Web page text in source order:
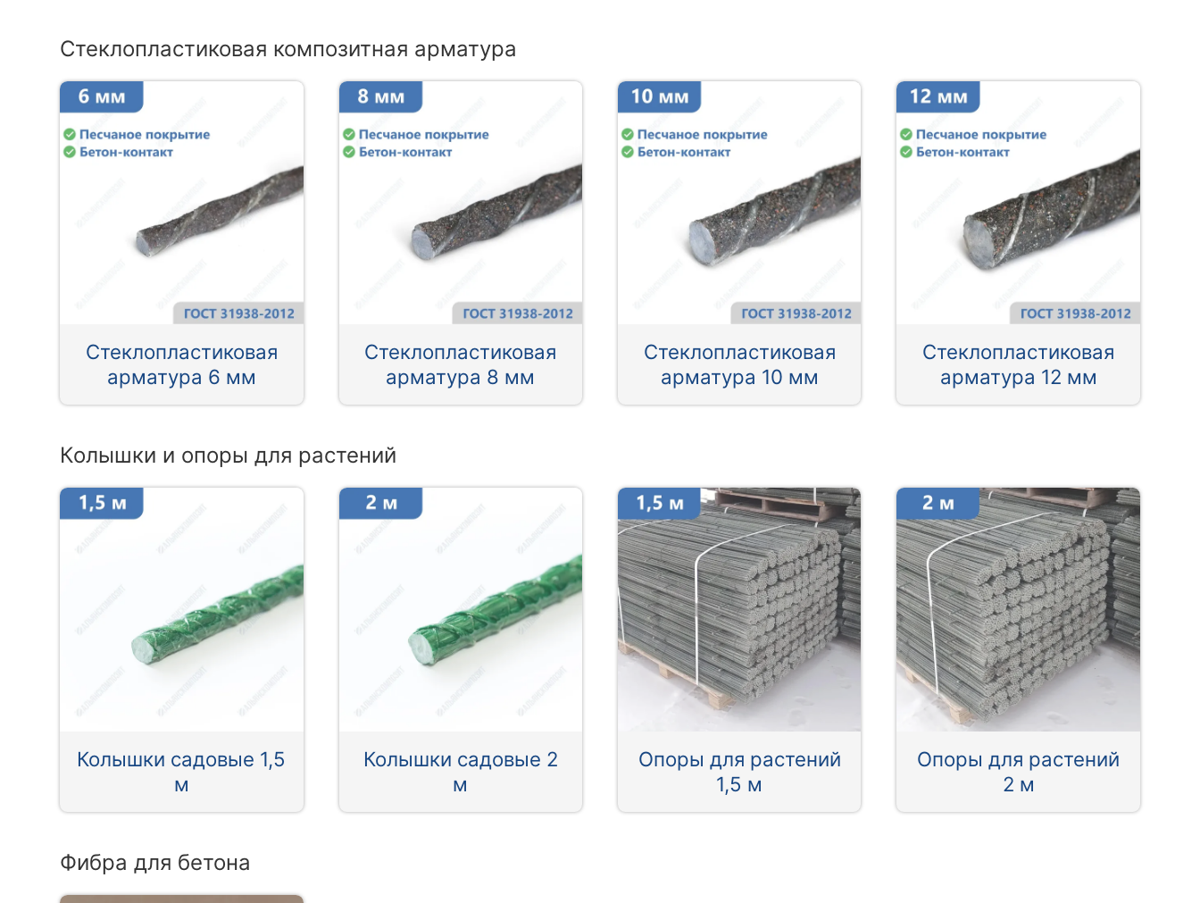
Стеклопластиковая композитная арматура
Стеклопластиковая
арматура 6 мм
Стеклопластиковая
арматура 8 мм
Стеклопластиковая
арматура 10 мм
Стеклопластиковая
арматура 12 мм
Колышки и опоры для растений
Колышки садовые 1,5
м
Колышки садовые 2
м
Опоры для растений
1,5 м
Опоры для растений
2 м
Фибра для бетона